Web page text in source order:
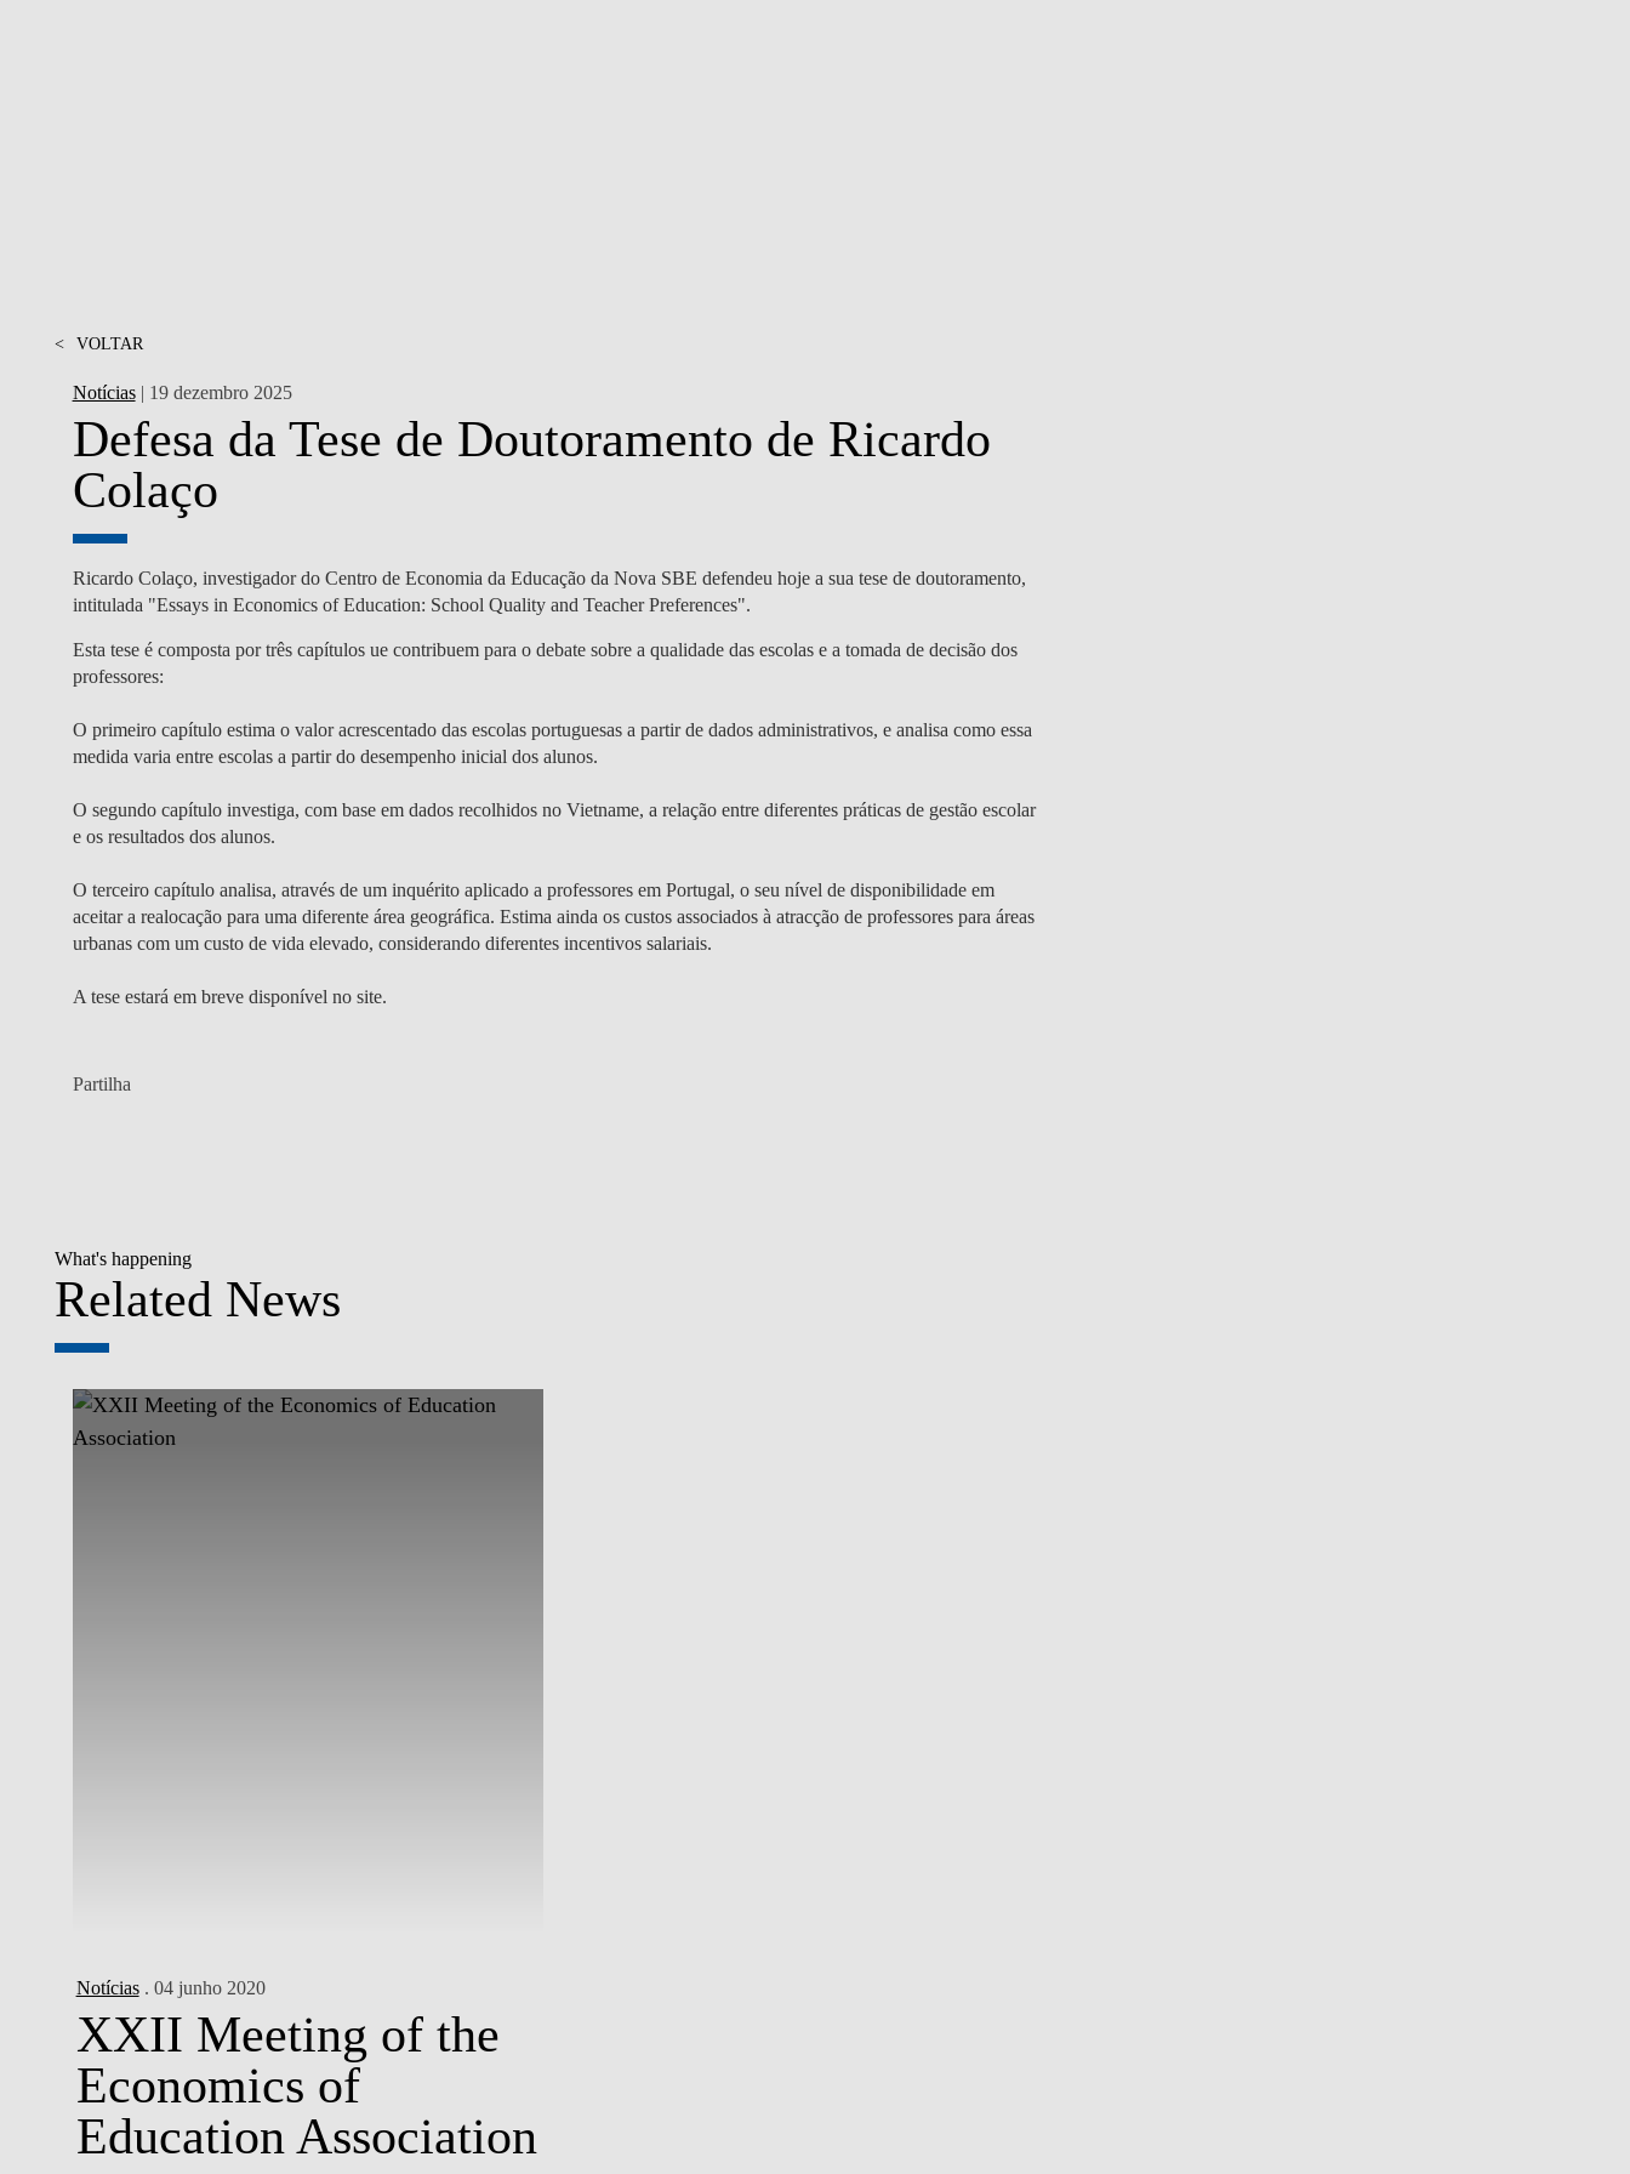
< VOLTAR
Notícias| 19 dezembro 2025
Defesa da Tese de Doutoramento de Ricardo
Colaço
Ricardo Colaço, investigador do Centro de Economia da Educação da Nova SBE defendeu hoje a sua tese de doutoramento,
intitulada "Essays in Economics of Education: School Quality and Teacher Preferences".
Esta tese é composta por três capítulos ue contribuem para o debate sobre a qualidade das escolas e a tomada de decisão dos
professores:
O primeiro capítulo estima o valor acrescentado das escolas portuguesas a partir de dados administrativos, e analisa como essa
medida varia entre escolas a partir do desempenho inicial dos alunos.
O segundo capítulo investiga, com base em dados recolhidos no Vietname, a relação entre diferentes práticas de gestão escolar
e os resultados dos alunos.
O terceiro capítulo analisa, através de um inquérito aplicado a professores em Portugal, o seu nível de disponibilidade em
aceitar a realocação para uma diferente área geográfica. Estima ainda os custos associados à atracção de professores para áreas
urbanas com um custo de vida elevado, considerando diferentes incentivos salariais.
A tese estará em breve disponível no site.
Partilha
What's happening
Related News
Notícias. 04 junho 2020
XXII Meeting of the
Economics of
Education Association